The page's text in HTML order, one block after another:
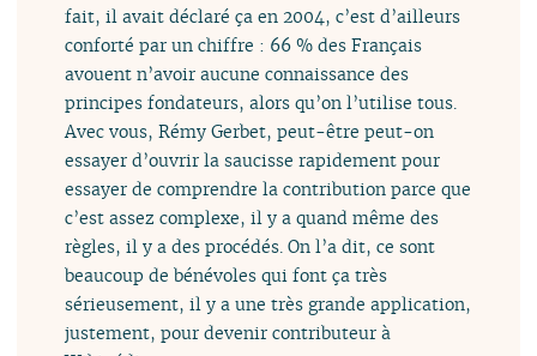
fait, il avait déclaré ça en 2004, c’est d’ailleurs
conforté par un chiffre : 66 % des Français
avouent n’avoir aucune connaissance des
principes fondateurs, alors qu’on l’utilise tous.
Avec vous, Rémy Gerbet, peut-être peut-on
essayer d’ouvrir la saucisse rapidement pour
essayer de comprendre la contribution parce que
c’est assez complexe, il y a quand même des
règles, il y a des procédés. On l’a dit, ce sont
beaucoup de bénévoles qui font ça très
sérieusement, il y a une très grande application,
justement, pour devenir contributeur à